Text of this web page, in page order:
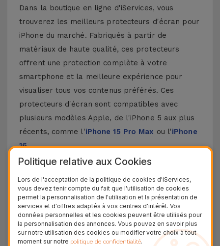
Dans la boutique en ligne d'iServices, vous
trouverez les meilleurs protecteurs d'écran pour
iPhone du marché. Fabriqués à partir de
matériaux de haute qualité, ces protecteurs
offrent une protection complète à votre
smartphone et la meilleure expérience pour
visualiser tous vos contenus préférés. Ces
protecteurs d'écran sont compatibles avec
plusieurs modèles Apple, de l'iPhone 5 aux plus
récents, comme l'iPhone 15 Pro Max ou l'iPhone
16.
Comment poser un protecteur d'écran
pour iPhone ?
Poser un protecteur d'écran pour iPhone est
assez simple. Chez iServices, nos protecteurs en
verre pour iPhone sont fournis avec un kit qui
rend ce processus encore plus facile. Assurez-
Politique relative aux Cookies
Lors de l'acceptation de la politique de cookies d'iServices,
vous devez tenir compte du fait que l'utilisation de cookies
permet la personnalisation de l'utilisation et la présentation de
services et d'offres adaptés à vos centres d'intérêt. Vos
données personnelles et les cookies peuvent être utilisés pour
la personnalisation des annonces. Vous pouvez en savoir plus
sur notre utilisation des cookies ou modifier votre choix à tout
moment sur notre politique de confidentialité.